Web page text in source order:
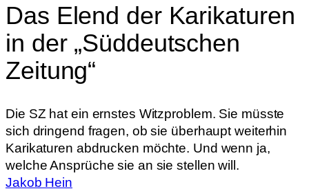
Das Elend der Karikaturen
in der „Süddeutschen
Zeitung“
Die SZ hat ein ernstes Witzproblem. Sie müsste
sich dringend fragen, ob sie überhaupt weiterhin
Karikaturen abdrucken möchte. Und wenn ja,
welche Ansprüche sie an sie stellen will.
Jakob Hein